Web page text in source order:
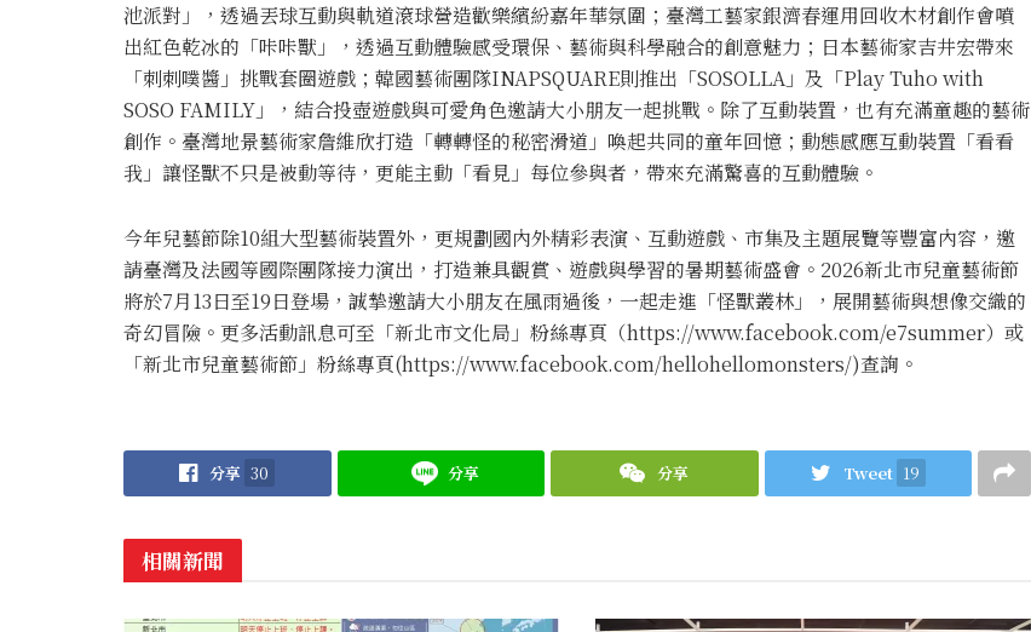
池派對」，透過丟球互動與軌道滾球營造歡樂繽紛嘉年華氛圍；臺灣工藝家銀濟春運用回收木材創作會噴
出紅色乾冰的「咔咔獸」，透過互動體驗感受環保、藝術與科學融合的創意魅力；日本藝術家吉井宏帶來
「刺刺噗醬」挑戰套圈遊戲；韓國藝術團隊INAPSQUARE則推出「SOSOLLA」及「Play Tuho with
SOSO FAMILY」，結合投壺遊戲與可愛角色邀請大小朋友一起挑戰。除了互動裝置，也有充滿童趣的藝術
創作。臺灣地景藝術家詹維欣打造「轉轉怪的秘密滑道」喚起共同的童年回憶；動態感應互動裝置「看看
我」讓怪獸不只是被動等待，更能主動「看見」每位參與者，帶來充滿驚喜的互動體驗。
今年兒藝節除10組大型藝術裝置外，更規劃國內外精彩表演、互動遊戲、市集及主題展覽等豐富內容，邀
請臺灣及法國等國際團隊接力演出，打造兼具觀賞、遊戲與學習的暑期藝術盛會。2026新北市兒童藝術節
將於7月13日至19日登場，誠摯邀請大小朋友在風雨過後，一起走進「怪獸叢林」，展開藝術與想像交織的
奇幻冒險。更多活動訊息可至「新北市文化局」粉絲專頁（https://www.facebook.com/e7summer）或
「新北市兒童藝術節」粉絲專頁(https://www.facebook.com/hellohellomonsters/)查詢。
分享 30 分享 分享 Tweet 19
相關新聞